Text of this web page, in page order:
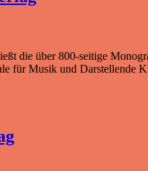
die über 800-seitige
für Musik und